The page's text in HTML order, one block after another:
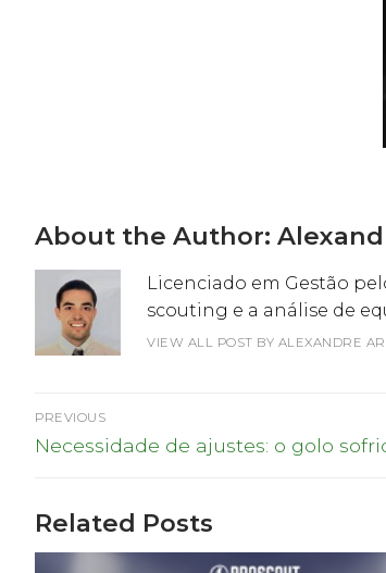
About the Author:
Licenciado em Gestão
scouting e a análise de
VIEW ALL POST BY ALEXANDRE
Navegação
de
PREVIOUS
Previous
Necessidade de ajustes: o golo
Related Posts